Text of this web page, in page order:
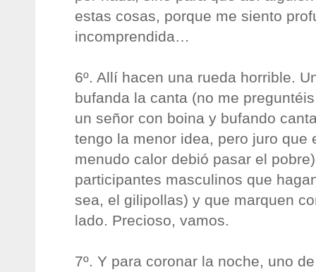
estas cosas, porque me siento
incomprendida…
6º. Allí hacen una rueda horrible.
bufanda la canta (no me
un señor con boina y bufando
tengo la menor idea, pero juro que
menudo calor debió pasar el
participantes masculinos que
sea, el gilipollas) y que marquen
lado. Precioso, vamos.
7º. Y para coronar la noche, uno